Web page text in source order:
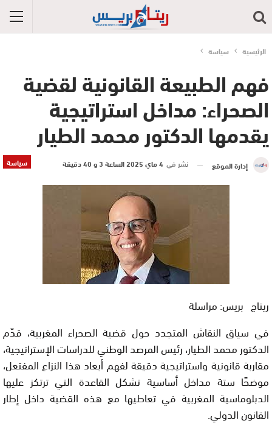
الرئيسية سياسة
فهم الطبيعة القانونية لقضية
الصحراء: مداخل استراتيجية
يقدمها الدكتور محمد الطيار
سياسة إدارة الموقع نشر في 4 ماي 2025 الساعة 3 و 40 دقيقة
ريتاج بريس: مراسلة
في سياق النقاش المتجدد حول قضية الصحراء المغربية، قدّم
الدكتور محمد الطيار، رئيس المرصد الوطني للدراسات الإستراتيجية،
مقاربة قانونية واستراتيجية دقيقة لفهم أبعاد هذا النزاع المفتعل،
موضحًا ستة مداخل أساسية تشكل القاعدة التي ترتكز عليها
الدبلوماسية المغربية في تعاطيها مع هذه القضية داخل إطار
القانون الدولي.